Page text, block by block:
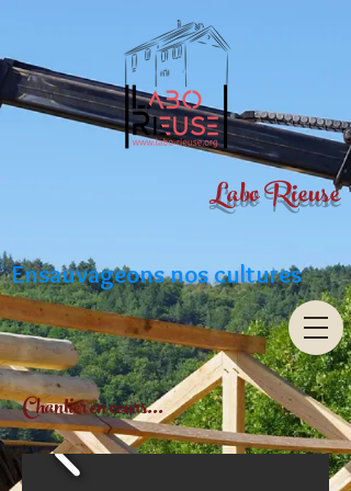
Labo Rieuse
Ensauvageons nos cultures
Chantier en cours...